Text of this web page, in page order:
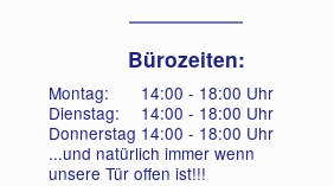
Bürozeiten:
Montag:
14:00 - 18:00 Uhr
Dienstag:
14:00 - 18:00 Uhr
Donnerstag 14:00 - 18:00 Uhr
...und natürlich immer wenn
unsere Tür offen ist!!!